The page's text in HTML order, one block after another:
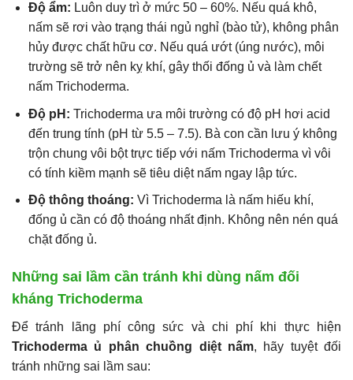
Độ ẩm: Luôn duy trì ở mức 50 – 60%. Nếu quá khô,
nấm sẽ rơi vào trạng thái ngủ nghỉ (bào tử), không phân
hủy được chất hữu cơ. Nếu quá ướt (úng nước), môi
trường sẽ trở nên kỵ khí, gây thối đống ủ và làm chết
nấm Trichoderma.
Độ pH: Trichoderma ưa môi trường có độ pH hơi acid
đến trung tính (pH từ 5.5 – 7.5). Bà con cần lưu ý không
trộn chung vôi bột trực tiếp với nấm Trichoderma vì vôi
có tính kiềm mạnh sẽ tiêu diệt nấm ngay lập tức.
Độ thông thoáng: Vì Trichoderma là nấm hiếu khí,
đống ủ cần có độ thoáng nhất định. Không nên nén quá
chặt đống ủ.
Những sai lầm cần tránh khi dùng nấm đối
kháng Trichoderma
Để tránh lãng phí công sức và chi phí khi thực hiện
Trichoderma ủ phân chuồng diệt nấm, hãy tuyệt đối
tránh những sai lầm sau: